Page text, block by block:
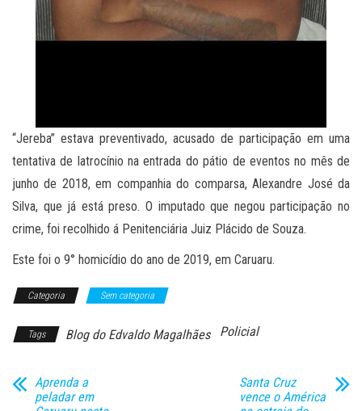
“Jereba” estava preventivado, acusado de participação em uma
tentativa de latrocínio na entrada do pátio de eventos no mês de
junho de 2018, em companhia do comparsa, Alexandre José da
Silva, que já está preso. O imputado que negou participação no
crime, foi recolhido á Penitenciária Juiz Plácido de Souza.
Este foi o 9° homicídio do ano de 2019, em Caruaru.
Categoria Sem categoria
Tags Blog do Edvaldo Magalhães Policial
Aprenda a
peladar em
Santa Cruz
vence o América